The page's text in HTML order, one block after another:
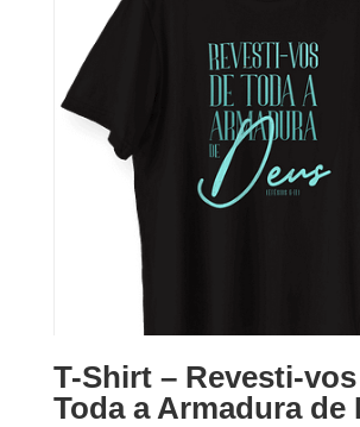
T-Shirt – Revesti-
Toda a Armadura de